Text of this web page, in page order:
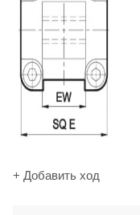
+ Добавить ход